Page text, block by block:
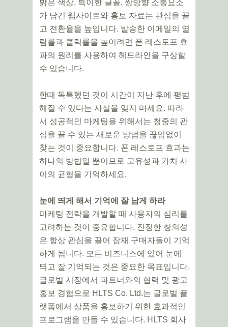
밝은 색상, 특이한 글꼴, 쌍방향 소통요소
가 담긴 웹사이트와 홍보 자료는 관심을 끌
고 전환율을 높입니다. 발송한 이메일의 열
람률과 클릭률을 높이려면 폰 레스토프 효
과의 원리를 사용하여 헤드라인을 구상할
수 있습니다.
한때 독특했던 것이 시간이 지난 후에 평범
해질 수 있다는 사실을 잊지 마세요. 따라
서 성공적인 마케팅을 위해서는 청중의 관
심을 끌 수 있는 새로운 방법을 끊임없이
찾는 것이 중요합니다. 폰 레스토프 효과는
하나의 방법일 뿐이므로 고유성과 가치 사
이의 균형을 기억하세요.
눈에 띄게 해서 기억에 잘 남게 하라
마케팅 전략을 개발할 때 사용자의 심리를
고려하는 것이 중요합니다. 진정한 창의성
은 항상 관심을 끌어 잠재 구매자들이 기억
하게 됩니다. 모든 비즈니스에 있어 눈에
띄고 잘 기억되는 것은 중요한 목표입니다.
글로벌 시장에서 파트너와의 협력 및 광고
홍보 경험으로 HLTS Co. Ltd.는 글로벌 플
랫폼에서 상품을 홍보하기 위한 효과적인
프로그램을 만들 수 있습니다. HLTS 회사